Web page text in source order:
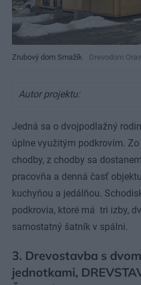
Zrubový dom Smažík Drevodom
Autor projektu:
Jedná sa o dvojpodlažný
úplne využitým podkrovím.
chodby, z chodby sa
pracovňa a denná časť
kuchyňou a jedálňou.
podkrovia, ktoré má tri izby,
samostatný šatník v spálni.
3. Drevostavba s
jednotkami,